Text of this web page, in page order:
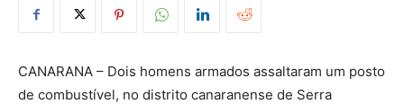
CANARANA – Dois homens armados assaltaram um posto
de combustível, no distrito canaranense de Serra